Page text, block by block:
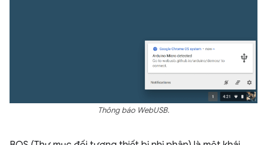
Thông báo WebUSB.